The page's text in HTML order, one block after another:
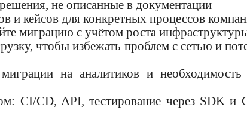
не описанные в документации
и кейсов для конкретных процессов
миграцию с учётом роста
чтобы избежать проблем с сетью и
на аналитиков и необходимость
CI/CD, API, тестирование через SDK и